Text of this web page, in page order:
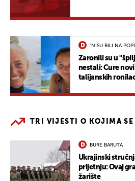
"NISU BILI NA
Zaronili su u
nestali: Cure
talijanskih
TRI VIJESTI O KOJIMA SE
BURE BARUTA
Ukrajinski
prijetnju: Ovaj
žarište